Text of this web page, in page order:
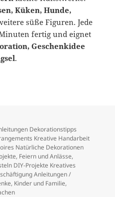
Küken, Hunde,
süße Figuren. Jede
fertig und eignet
Geschenkidee
.
– schnell,
Dekorationstipps
Kreative Handarbeit
Natürliche Dekorationen
, Feiern und Anlässe,
DIY-Projekte Kreatives
Anleitungen /
, Kinder und Familie,